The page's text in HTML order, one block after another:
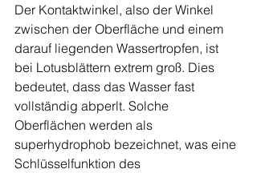
Der Kontaktwinkel, also der Winkel
zwischen der Oberfläche und einem
darauf liegenden Wassertropfen, ist
bei Lotusblättern extrem groß. Dies
bedeutet, dass das Wasser fast
vollständig abperlt. Solche
Oberflächen werden als
superhydrophob bezeichnet, was eine
Schlüsselfunktion des